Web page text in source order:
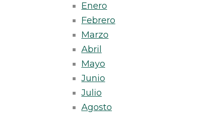
Enero
Febrero
Marzo
Abril
Mayo
Junio
Julio
Agosto